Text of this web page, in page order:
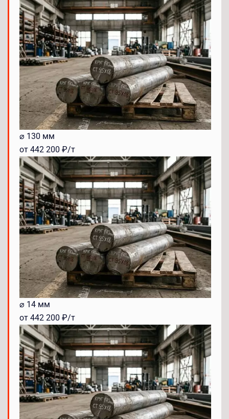
⌀ 130 мм
от 442 200 ₽/т
⌀ 14 мм
от 442 200 ₽/т